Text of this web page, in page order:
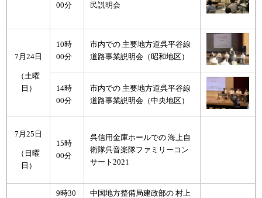
00分
民説明会
7月24日
（土曜
日）
10時
00分
市内での 主要地方道呉平谷線
道路事業説明会（昭和地区）
14時
00分
市内での 主要地方道呉平谷線
道路事業説明会（中央地区）
7月25日
（日曜
日）
15時
00分
呉信用金庫ホールでの 海上自
衛隊呉音楽隊ファミリーコン
サート2021
9時30
中国地方整備局建政部の 村上